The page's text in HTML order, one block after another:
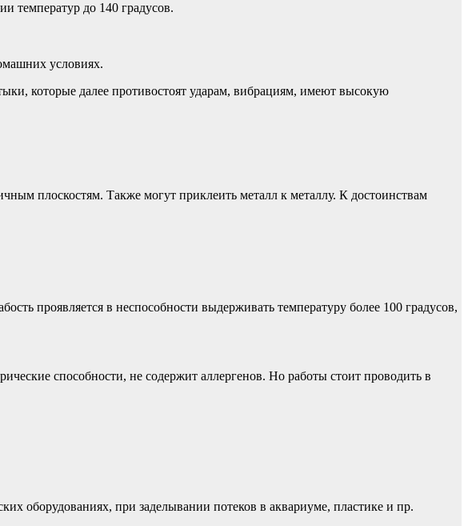
температур до 140 градусов.
условиях.
которые далее противостоят ударам, вибрациям, имеют высокую
плоскостям. Также могут приклеить металл к металлу. К достоинствам
проявляется в неспособности выдерживать температуру более 100 градусов,
способности, не содержит аллергенов. Но работы стоит проводить в
оборудованиях, при заделывании потеков в аквариуме, пластике и пр.